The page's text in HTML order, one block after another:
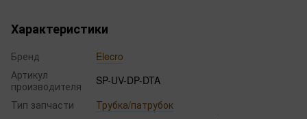
Характеристики
Бренд
Elecro
Артикул
производителя
SP-UV-DP-DTA
Тип запчасти
Трубка/патрубок